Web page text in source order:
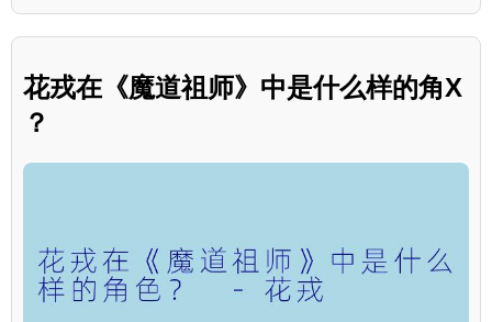
花戎在《魔道祖师》中是什么样的角X
？